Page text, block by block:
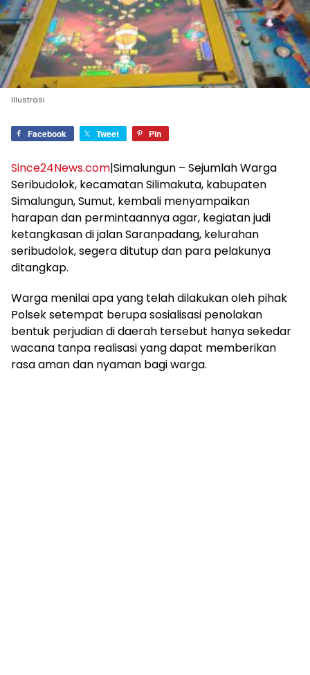
Illustrasi
Facebook Tweet Pin
Since24News.com|Simalungun – Sejumlah Warga
Seribudolok, kecamatan Silimakuta, kabupaten
Simalungun, Sumut, kembali menyampaikan
harapan dan permintaannya agar, kegiatan judi
ketangkasan di jalan Saranpadang, kelurahan
seribudolok, segera ditutup dan para pelakunya
ditangkap.
Warga menilai apa yang telah dilakukan oleh pihak
Polsek setempat berupa sosialisasi penolakan
bentuk perjudian di daerah tersebut hanya sekedar
wacana tanpa realisasi yang dapat memberikan
rasa aman dan nyaman bagi warga.